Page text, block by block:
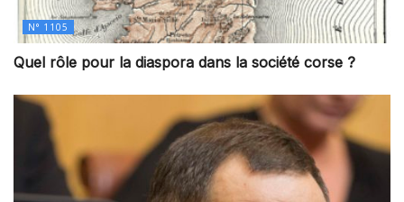
N° 1105
Quel rôle pour la diaspora dans la société corse ?